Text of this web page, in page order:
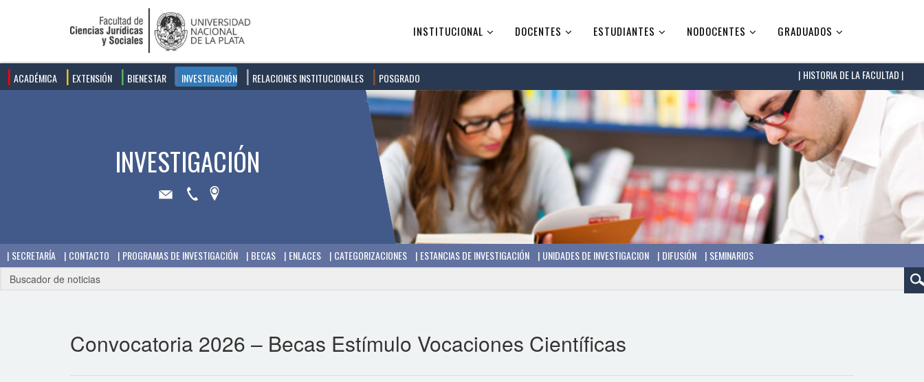
INSTITUCIONAL DOCENTES ESTUDIANTES NODOCENTES GRADUADOS
ACADÉMICA EXTENSIÓN BIENESTAR INVESTIGACIÓN RELACIONES INSTITUCIONALES POSGRADO HISTORIA DE LA FACULTAD |
SECRETARÍA CONTACTO PROGRAMAS DE INVESTIGACIÓN BECAS ENLACES CATEGORIZACIONES ESTANCIAS DE INVESTIGACIÓN UNIDADES DE INVESTIGACION DIFUSIÓN SEMINARIOS
Convocatoria 2026 – Becas Estímulo Vocaciones Científicas